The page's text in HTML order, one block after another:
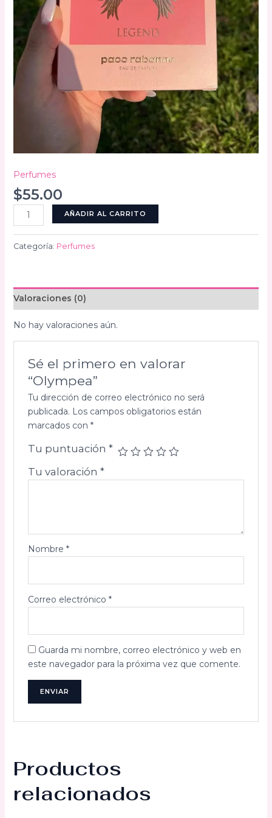
Perfumes
$55.00
Olympea
cantidad
AÑADIR AL CARRITO
Categoría: Perfumes
Valoraciones (0)
No hay valoraciones aún.
Sé el primero en valorar
“Olympea”
Tu dirección de correo electrónico no será
publicada. Los campos obligatorios están
marcados con *
Tu puntuación *
Tu valoración *
Nombre *
Correo electrónico *
Guarda mi nombre, correo electrónico y web en
este navegador para la próxima vez que comente.
Productos
relacionados